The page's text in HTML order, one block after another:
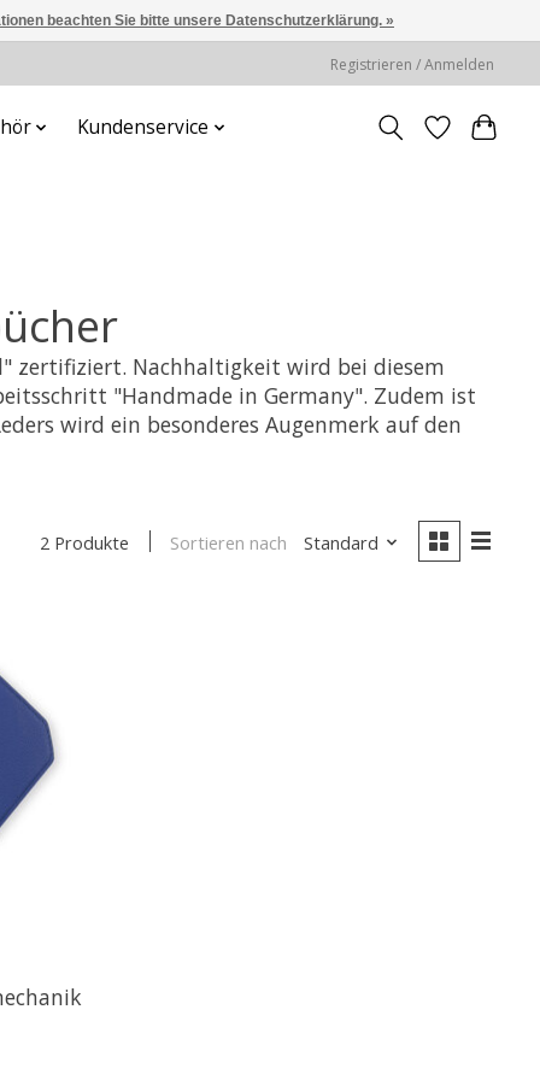
Registrieren / Anmelden
Kundenservice
zertifiziert. Nachhaltigkeit wird bei diesem
"Handmade in Germany". Zudem ist
wird ein besonderes Augenmerk auf den
2 Produkte Sortieren nach Standard
beachten Sie bitte unsere Datenschutzerklärung. »